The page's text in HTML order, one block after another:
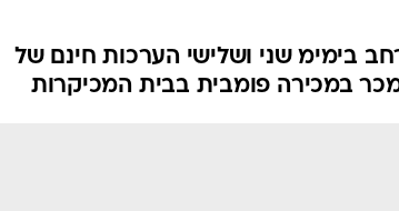
בימימ שני ושלישי הערכות חינם של
במכירה פומבית בבית המכיקרות